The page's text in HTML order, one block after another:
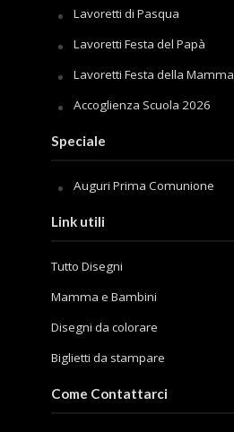
Lavoretti di Pasqua
Lavoretti Festa del Papà
Lavoretti Festa della Mamma
Accoglienza Scuola 2026
Speciale
Auguri Prima Comunione
Link utili
Tutto Disegni
Mamma e Bambini
Disegni da colorare
Biglietti da stampare
Come Contattarci